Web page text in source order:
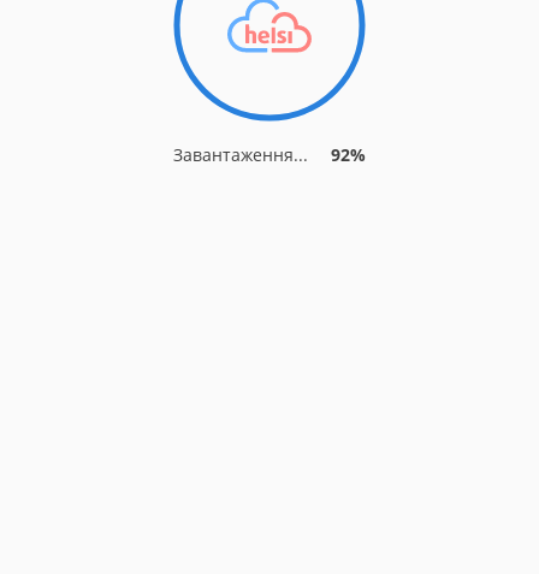
Завантаження... 92%